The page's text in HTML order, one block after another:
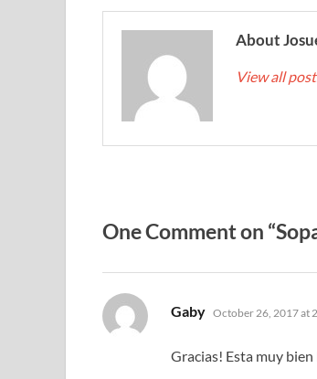
About
View all
One Comment on
Gaby says:
October 26, 2017 at
Gracias! Esta muy bien